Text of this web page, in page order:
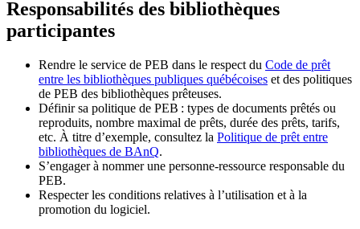
Responsabilités des bibliothèques
participantes
Rendre le service de PEB dans le respect du Code de prêt
entre les bibliothèques publiques québécoises et des politiques
de PEB des bibliothèques prêteuses.
Définir sa politique de PEB : types de documents prêtés ou
reproduits, nombre maximal de prêts, durée des prêts, tarifs,
etc. À titre d’exemple, consultez la Politique de prêt entre
bibliothèques de BAnQ.
S’engager à nommer une personne-ressource responsable du
PEB.
Respecter les conditions relatives à l’utilisation et à la
promotion du logiciel.